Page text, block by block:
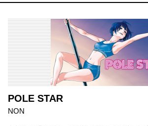
POLE STAR
NON